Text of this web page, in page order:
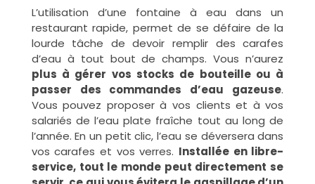
L’utilisation d’une fontaine à eau dans un
restaurant rapide, permet de se défaire de la
lourde tâche de devoir remplir des carafes
d’eau à tout bout de champs. Vous n’aurez
plus à gérer vos stocks de bouteille ou à
passer des commandes d’eau gazeuse.
Vous pouvez proposer à vos clients et à vos
salariés de l’eau plate fraîche tout au long de
l’année. En un petit clic, l’eau se déversera dans
vos carafes et vos verres. Installée en libre-
service, tout le monde peut directement se